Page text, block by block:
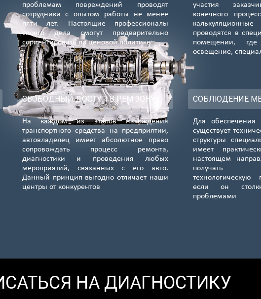
проблемам повреждений проводят
сотрудники с опытом работы не менее
пяти лет. Настоящие профессионалы
своего дела смогут предварительно
сориентировать по ценовой политике
участия
конечного
проводятся в
помещении,
освещение,
СВОБОДНЫЙ ДОСТУП В РЕМ ЗОНУ
На каждом из этапов нахождения
транспортного средства на предприятии,
автовладелец имеет абсолютное право
сопровождать процесс ремонта,
диагностики и проведения любых
мероприятий, связанных с его авто.
Данный принцип выгодно отличает наши
центры от конкурентов
СОБЛЮДЕНИЕ
Для обеспечения
существует
структуры
имеет
настоящем
получать
если он
проблемами
НА ДИАГНОСТИКУ